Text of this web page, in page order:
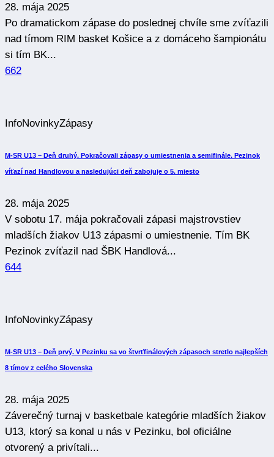
28. mája 2025
Po dramatickom zápase do poslednej chvíle sme zvíťazili
nad tímom RIM basket Košice a z domáceho šampionátu
si tím BK...
662
InfoNovinkyZápasy
M-SR U13 – Deň druhý. Pokračovali zápasy o umiestnenia a semifinále. Pezinok
víťazí nad Handlovou a nasledujúci deň zabojuje o 5. miesto
28. mája 2025
V sobotu 17. mája pokračovali zápasi majstrovstiev
mladších žiakov U13 zápasmi o umiestnenie. Tím BK
Pezinok zvíťazil nad ŠBK Handlová...
644
InfoNovinkyZápasy
M-SR U13 – Deň prvý. V Pezinku sa vo štvrťfinálových zápasoch stretlo najlepších
8 tímov z celého Slovenska
28. mája 2025
Záverečný turnaj v basketbale kategórie mladších žiakov
U13, ktorý sa konal u nás v Pezinku, bol oficiálne
otvorený a privítali...